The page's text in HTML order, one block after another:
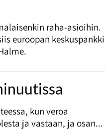
raha-asioihin.
euroopan keskuspankki
kun veroa
ja vastaan, ja osan...